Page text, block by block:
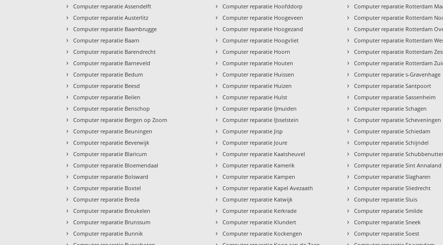
› Computer reparatie Assendelft
› Computer reparatie Austerlitz
› Computer reparatie Baambrugge
› Computer reparatie Baarn
› Computer reparatie Barendrecht
› Computer reparatie Barneveld
› Computer reparatie Bedum
› Computer reparatie Beesd
› Computer reparatie Beilen
› Computer reparatie Benschop
› Computer reparatie Bergen op Zoom
› Computer reparatie Beuningen
› Computer reparatie Beverwijk
› Computer reparatie Blaricum
› Computer reparatie Bloemendaal
› Computer reparatie Bolsward
› Computer reparatie Boxtel
› Computer reparatie Breda
› Computer reparatie Breukelen
› Computer reparatie Brunssum
› Computer reparatie Bunnik
› Computer reparatie Hoofddorp
› Computer reparatie Hoogeveen
› Computer reparatie Hoogezand
› Computer reparatie Hoogvliet
› Computer reparatie Hoorn
› Computer reparatie Houten
› Computer reparatie Huissen
› Computer reparatie Huizen
› Computer reparatie Hulst
› Computer reparatie IJmuiden
› Computer reparatie IJsselstein
› Computer reparatie Jisp
› Computer reparatie Joure
› Computer reparatie Kaatsheuvel
› Computer reparatie Kamerik
› Computer reparatie Kampen
› Computer reparatie Kapel Avezaath
› Computer reparatie Katwijk
› Computer reparatie Kerkrade
› Computer reparatie Klundert
› Computer reparatie Kockengen
› Computer reparatie Rotterdam
› Computer reparatie Rotterdam
› Computer reparatie Rotterdam
› Computer reparatie Rotterdam
› Computer reparatie Rotterdam
› Computer reparatie Rotterdam
› Computer reparatie s-Gravenhage
› Computer reparatie Santpoort
› Computer reparatie Sassenheim
› Computer reparatie Schagen
› Computer reparatie Scheveningen
› Computer reparatie Schiedam
› Computer reparatie Schijndel
› Computer reparatie
› Computer reparatie Sint Annaland
› Computer reparatie Slagharen
› Computer reparatie Sliedrecht
› Computer reparatie Sluis
› Computer reparatie Smilde
› Computer reparatie Sneek
› Computer reparatie Soest